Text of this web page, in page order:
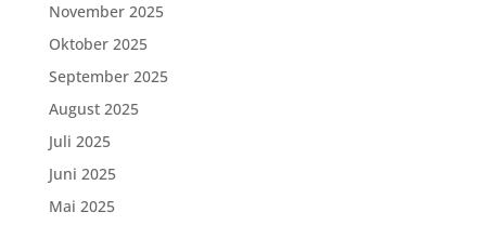
November 2025
Oktober 2025
September 2025
August 2025
Juli 2025
Juni 2025
Mai 2025